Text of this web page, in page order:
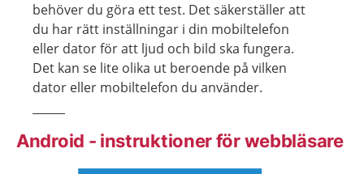
behöver du göra ett test. Det säkerställer att
du har rätt inställningar i din mobiltelefon
eller dator för att ljud och bild ska fungera.
Det kan se lite olika ut beroende på vilken
dator eller mobiltelefon du använder.
Android - instruktioner för webbläsare